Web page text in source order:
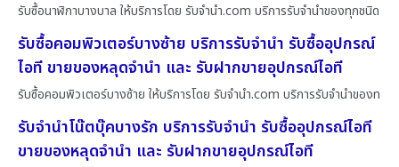
รับซื้อนาฬิกาบางบาล ให้บริการโดย รับจํานํา.com บริการรับจำนำของทุกชนิด
รับซื้อคอมพิวเตอร์บางซ้าย บริการรับจำนำ รับซื้ออุปกรณ์
ไอที ขายของหลุดจำนำ และ รับฝากขายอุปกรณ์ไอที
รับซื้อคอมพิวเตอร์บางซ้าย ให้บริการโดย รับจํานํา.com บริการรับจำนำของท
รับจำนำโน๊ตบุ๊คบางรัก บริการรับจำนำ รับซื้ออุปกรณ์ไอที
ขายของหลุดจำนำ และ รับฝากขายอุปกรณ์ไอที